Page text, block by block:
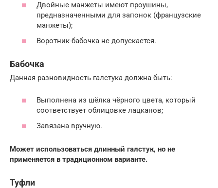
Двойные манжеты имеют проушины,
предназначенными для запонок (французские
манжеты);
Воротник-бабочка не допускается.
Бабочка
Данная разновидность галстука должна быть:
Выполнена из шёлка чёрного цвета, который
соответствует облицовке лацканов;
Завязана вручную.
Может использоваться длинный галстук, но не
применяется в традиционном варианте.
Туфли